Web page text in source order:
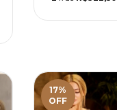
17%
OFF